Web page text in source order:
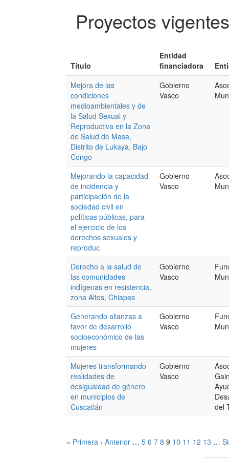
Proyectos
Título
Entidad
financiadora
Mejora de las
condiciones
medioambientales y de
la Salud Sexual y
Reproductiva en la Zona
de Salud de Masa,
Distrito de Lukaya, Bajo
Congo
Gobierno
Vasco
Mejorando la capacidad
de incidencia y
participación de la
sociedad civil en
políticas públicas, para
el ejercicio de los
derechos sexuales y
reproduc
Gobierno
Vasco
Derecho a la salud de
las comunidades
indígenas en resistencia,
zona Altos, Chiapas
Gobierno
Vasco
Generando alianzas a
favor de desarrollo
socioeconómico de las
mujeres
Gobierno
Vasco
Mujeres transformando
realidades de
desigualdad de género
en municipios de
Cuscatlán
Gobierno
Vasco
del
« Primera ‹ Anterior … 5 6 7 8 9 10 11 12 13 …